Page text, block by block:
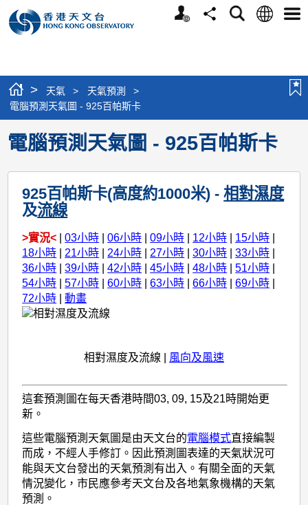
個
分
搜
語
選
> 天氣 > 天氣預測
>
電腦預測天氣圖 - 925百帕斯卡
電腦預測天氣圖 - 925百帕斯卡
925百帕斯卡(高度約1000米) -相對濕度
及流線
>實況< |03小時 |06小時 |09小時 12小時 15小時
18小時
21小時 24小時 27小時 |30小時 |33小時
36小時 |39小時 |42小時 |45小時 |48小時 |51小時
54小時 |57小時 |60小時 |63小時 |66小時 |69小時
72小時 |動畫
相對濕度及流線 風向及風速
這套預測圖在每天香港時間03, 09, 15及21時開始更
新。
這些電腦預測天氣圖是由天文台的電腦模式直接編製
而成，不經人手修訂。因此預測圖表達的天氣狀況可
能與天文台發出的天氣預測有出入。有關全面的天氣
情況變化，市民應參考天文台及各地氣象機構的天氣
預測。